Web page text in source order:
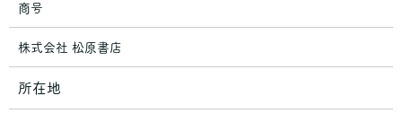
商号
株式会社 松原書店
所在地